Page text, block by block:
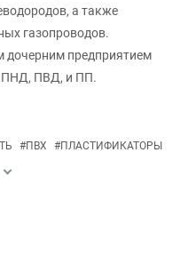
а также
газопроводов.
дочерним предприятием
ПНД, ПВД, и ПП.
#ПВХ #ПЛАСТИФИКАТОРЫ